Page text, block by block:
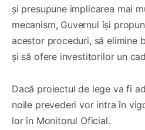
și presupune implicarea mai
mecanism, Guvernul își
acestor proceduri, să elimine
și să ofere investitorilor un
Dacă proiectul de lege va fi
noile prevederi vor intra în
lor în Monitorul Oficial.